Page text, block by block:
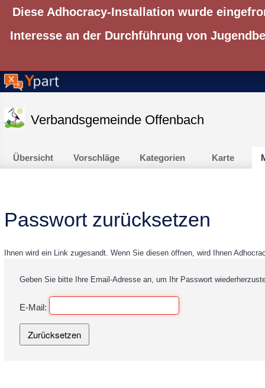
Diese Adhocracy-Installation wurde
Interesse an der Durchführung von
Verbandsgemeinde Offenbach
Übersicht Vorschläge Kategorien Karte
Passwort zurücksetzen
Ihnen wird ein Link zugesandt. Wenn Sie diesen öffnen, wird Ihnen
Geben Sie bitte Ihre Email-Adresse an, um Ihr Passwort
E-Mail: